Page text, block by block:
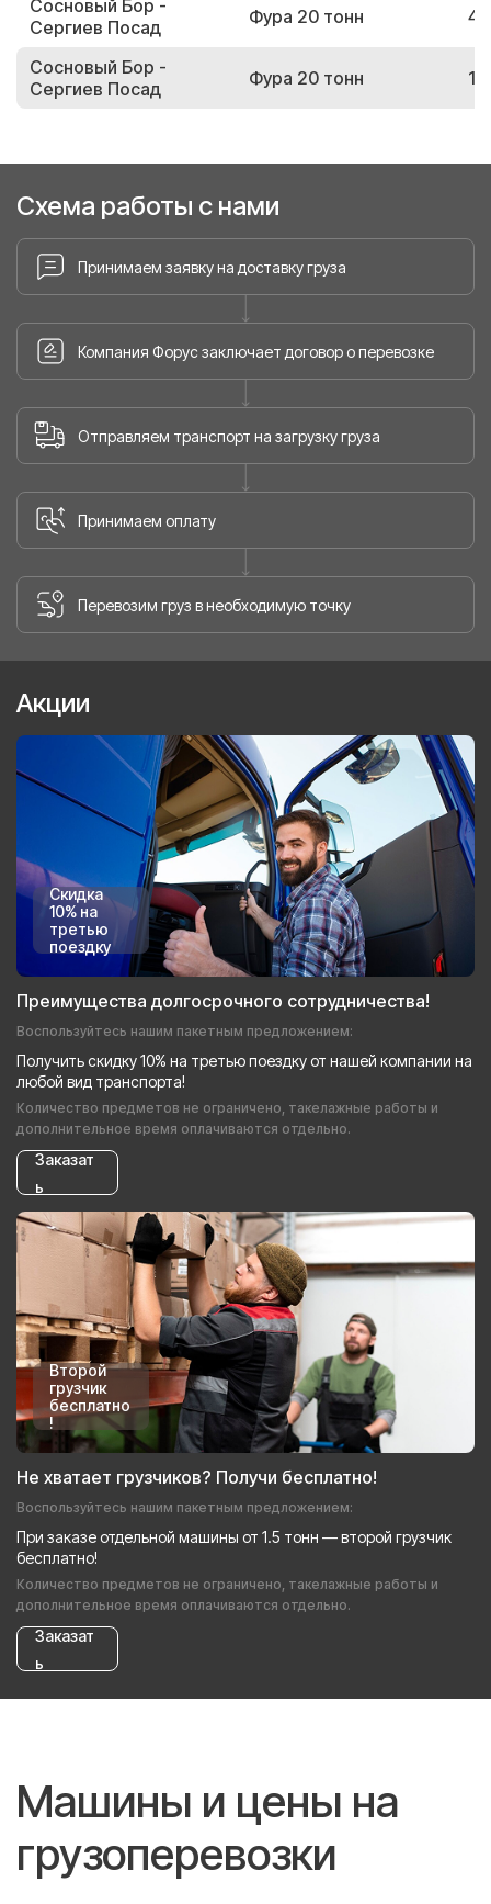
Сосновый Бор -
Сергиев Посад
Фура 20 тонн
Сосновый Бор -
Сергиев Посад
Фура 20 тонн
Схема работы с нами
Принимаем заявку на доставку груза
Компания Форус заключает договор о перевозке
Отправляем транспорт на загрузку груза
Принимаем оплату
Перевозим груз в необходимую точку
Акции
Скидка
10% на
третью
поездку
Преимущества долгосрочного сотрудничества!
Воспользуйтесь нашим пакетным предложением:
Получить скидку 10% на третью поездку от нашей компании на
любой вид транспорта!
Количество предметов не ограничено, такелажные работы и
дополнительное время оплачиваются отдельно.
Заказат
ь
Второй
грузчик
бесплатно
!
Не хватает грузчиков? Получи бесплатно!
Воспользуйтесь нашим пакетным предложением:
При заказе отдельной машины от 1.5 тонн — второй грузчик
бесплатно!
Количество предметов не ограничено, такелажные работы и
дополнительное время оплачиваются отдельно.
Заказат
ь
Машины и цены на
грузоперевозки